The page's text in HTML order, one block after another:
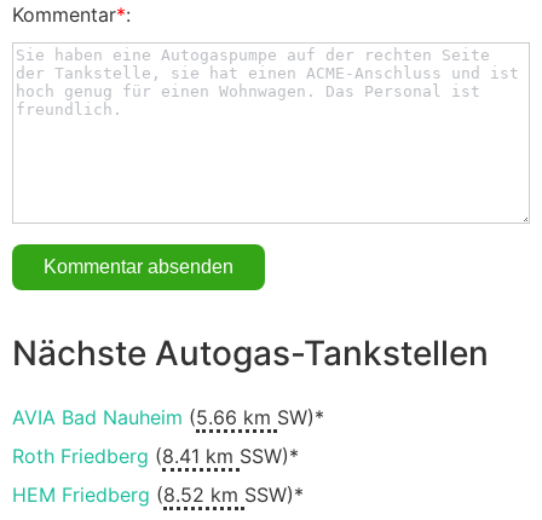
Kommentar*:
Nächste Autogas-Tankstellen
AVIA Bad Nauheim (5.66 km SW)*
Roth Friedberg (8.41 km SSW)*
HEM Friedberg (8.52 km SSW)*